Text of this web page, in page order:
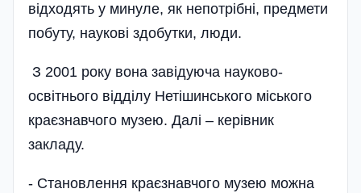
відходять у минуле, як непотрібні, предмети
побуту, наукові здобутки, люди.
З 2001 року вона завідуюча науково-
освітнього відділу Нетішинського міського
краєзнавчого музею. Далі – керівник
закладу.
- Становлення краєзнавчого музею можна